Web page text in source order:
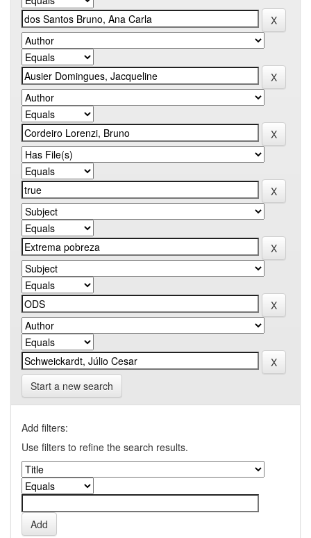
Start a new search
Add filters:
Use filters to refine the search results.